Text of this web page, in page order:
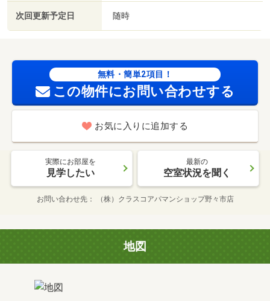
次回更新予定日 随時
無料・簡単2項目！
この物件にお問い合わせする
お気に入りに追加する
実際にお部屋を
見学したい
最新の
空室状況を聞く
お問い合わせ先 （株）クラスコアパマンショップ野々市店
地図